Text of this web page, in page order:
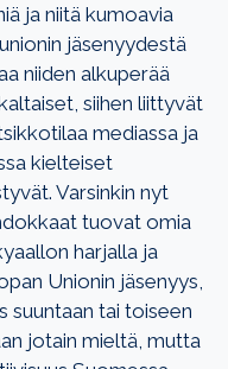
ja niitä kumoavia
jäsenyydestä
niiden alkuperää
siihen liittyvät
mediassa ja
kielteiset
Varsinkin nyt
tuovat omia
harjalla ja
Unionin jäsenyys,
suuntaan tai toiseen
jotain mieltä, mutta